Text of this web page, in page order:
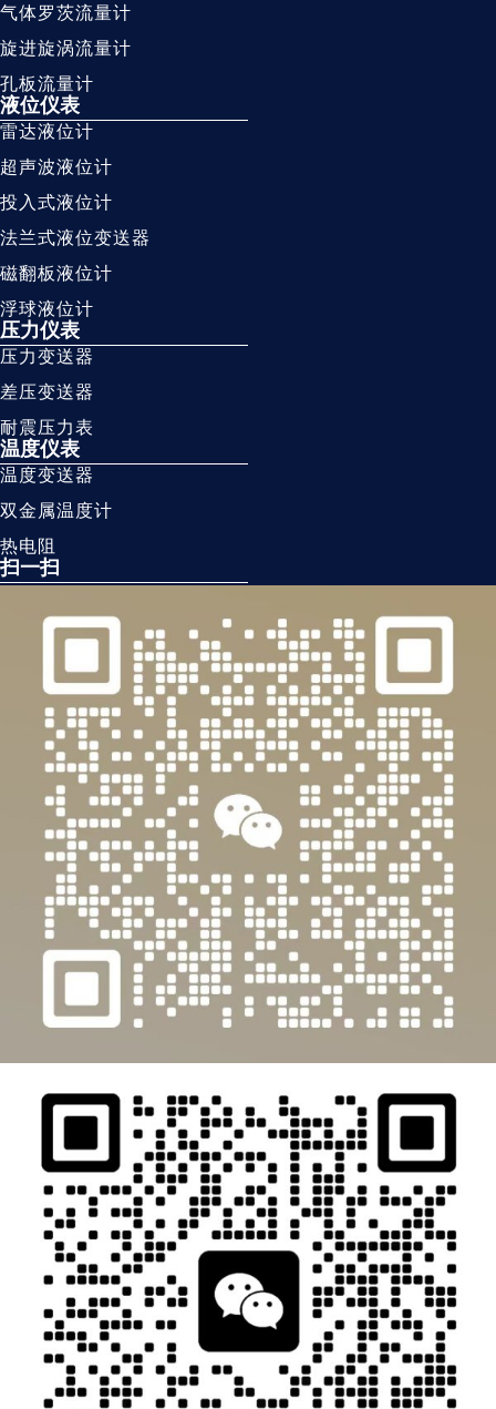
气体罗茨流量计
旋进旋涡流量计
孔板流量计
液位仪表
雷达液位计
超声波液位计
投入式液位计
法兰式液位变送器
磁翻板液位计
浮球液位计
压力仪表
压力变送器
差压变送器
耐震压力表
温度仪表
温度变送器
双金属温度计
热电阻
扫一扫